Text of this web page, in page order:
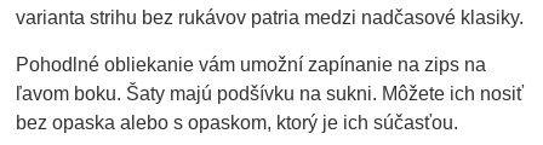
varianta strihu bez rukávov patria medzi nadčasové klasiky.
Pohodlné obliekanie vám umožní zapínanie na zips na
ľavom boku. Šaty majú podšívku na sukni. Môžete ich nosiť
bez opaska alebo s opaskom, ktorý je ich súčasťou.